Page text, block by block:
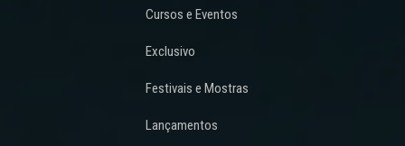
Cursos e Eventos
Exclusivo
Festivais e Mostras
Lançamentos